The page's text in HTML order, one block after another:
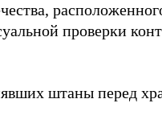
проверки
штаны перед